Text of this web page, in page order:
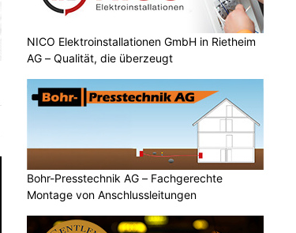
NICO Elektroinstallationen GmbH in Rietheim
AG – Qualität, die überzeugt
Bohr-Presstechnik AG – Fachgerechte
Montage von Anschlussleitungen